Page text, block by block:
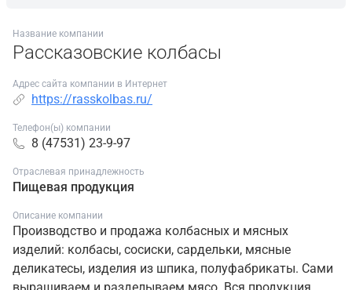
Название компании
Рассказовские колбасы
Адрес сайта компании в Интернет
https://rasskolbas.ru/
Телефон(ы) компании
8 (47531) 23-9-97
Отраслевая принадлежность
Пищевая продукция
Описание компании
Производство и продажа колбасных и мясных
изделий: колбасы, сосиски, сардельки, мясные
деликатесы, изделия из шпика, полуфабрикаты. Сами